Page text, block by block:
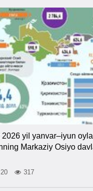
2026 yil yanvar–iyun
Markaziy Osiyo
317